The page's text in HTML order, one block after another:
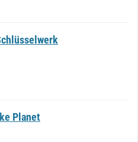
Planet